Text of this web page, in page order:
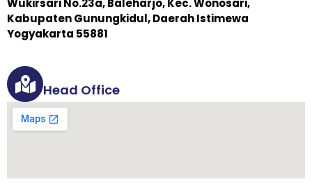
Wukirsari No.23a, Baleharjo, Kec. Wonosari,
Kabupaten Gunungkidul, Daerah Istimewa
Yogyakarta 55881
Head Office